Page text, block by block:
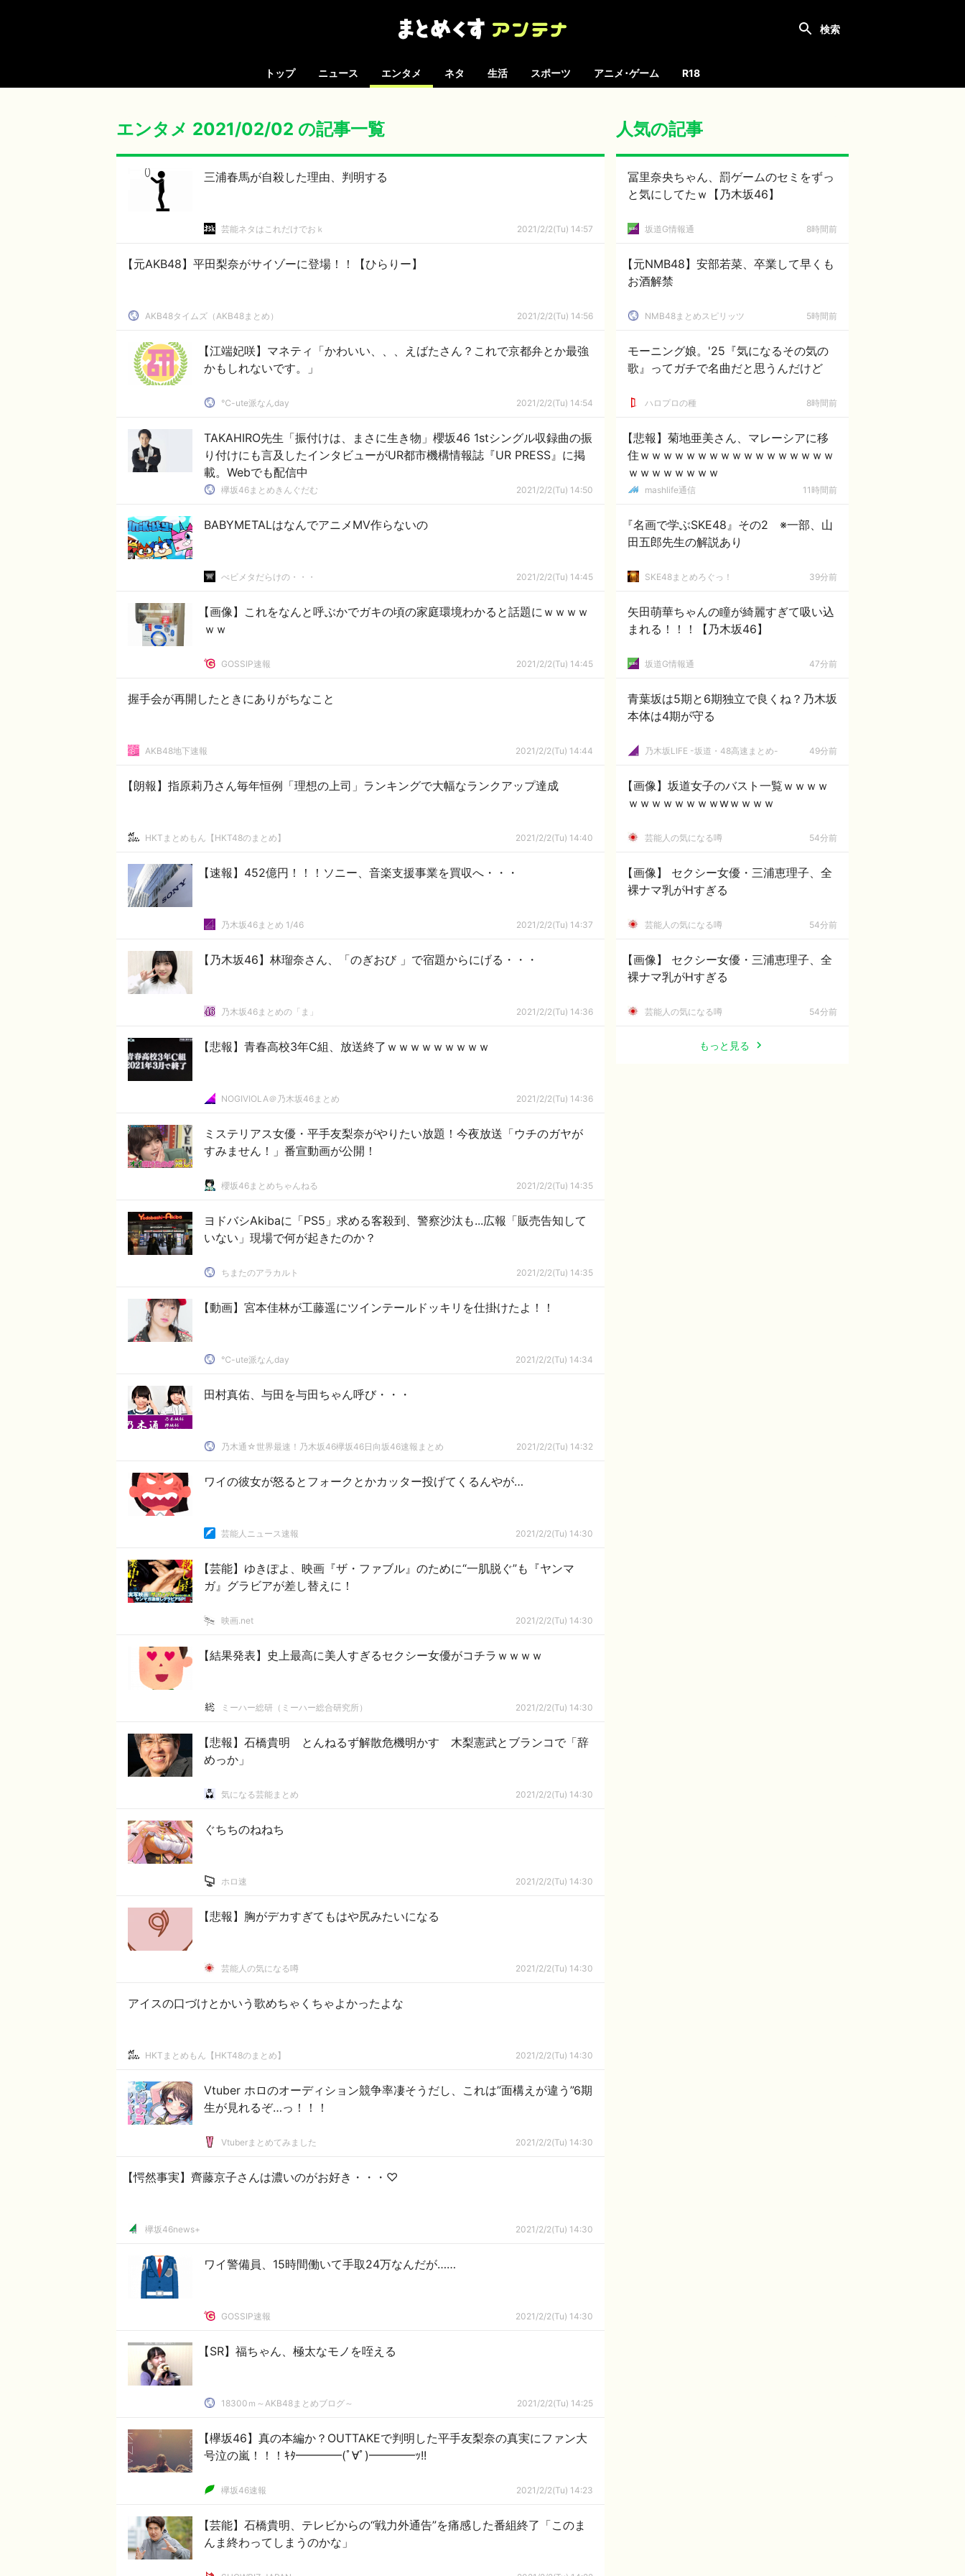
トップ ニュース エンタメ ネタ 生活 スポーツ アニメ･ゲーム R18
エンタメ 2021/02/02 の記事一覧
三浦春馬が自殺した理由、判明する
芸能ネタはこれだけでおｋ 2021/2/2(Tu) 14:57
【元AKB48】平田梨奈がサイゾーに登場！！【ひらりー】
AKB48タイムズ（AKB48まとめ） 2021/2/2(Tu) 14:56
【江端妃咲】マネティ「かわいい、、、えばたさん？これで京都弁とか最強
かもしれないです。」
℃-ute派なんday 2021/2/2(Tu) 14:54
TAKAHIRO先生「振付けは、まさに生き物」櫻坂46 1stシングル収録曲の振
り付けにも言及したインタビューがUR都市機構情報誌『UR PRESS』に掲
載。Webでも配信中
欅坂46まとめきんぐだむ 2021/2/2(Tu) 14:50
BABYMETALはなんでアニメMV作らないの
べビメタだらけの・・・ 2021/2/2(Tu) 14:45
【画像】これをなんと呼ぶかでガキの頃の家庭環境わかると話題にｗｗｗｗ
ｗｗ
GOSSIP速報 2021/2/2(Tu) 14:45
握手会が再開したときにありがちなこと
AKB48地下速報 2021/2/2(Tu) 14:44
【朗報】指原莉乃さん毎年恒例「理想の上司」ランキングで大幅なランクアップ達成
HKTまとめもん【HKT48のまとめ】 2021/2/2(Tu) 14:40
【速報】452億円！！！ソニー、音楽支援事業を買収へ・・・
乃木坂46まとめ 1/46 2021/2/2(Tu) 14:37
【乃木坂46】林瑠奈さん、「のぎおび 」で宿題からにげる・・・
乃木坂46まとめの「ま」 2021/2/2(Tu) 14:36
【悲報】青春高校3年C組、放送終了ｗｗｗｗｗｗｗｗｗ
NOGIVIOLA＠乃木坂46まとめ 2021/2/2(Tu) 14:36
ミステリアス女優・平手友梨奈がやりたい放題！今夜放送「ウチのガヤが
すみません！」番宣動画が公開！
櫻坂46まとめちゃんねる 2021/2/2(Tu) 14:35
ヨドバシAkibaに「PS5」求める客殺到、警察沙汰も...広報「販売告知して
いない」現場で何が起きたのか？
ちまたのアラカルト 2021/2/2(Tu) 14:35
【動画】宮本佳林が工藤遥にツインテールドッキリを仕掛けたよ！！
℃-ute派なんday 2021/2/2(Tu) 14:34
田村真佑、与田を与田ちゃん呼び・・・
乃木通☆世界最速！乃木坂46欅坂46日向坂46速報まとめ 2021/2/2(Tu) 14:32
ワイの彼女が怒るとフォークとかカッター投げてくるんやが…
芸能人ニュース速報 2021/2/2(Tu) 14:30
【芸能】ゆきぽよ、映画『ザ・ファブル』のために“一肌脱ぐ”も『ヤンマ
ガ』グラビアが差し替えに！
映画.net 2021/2/2(Tu) 14:30
【結果発表】史上最高に美人すぎるセクシー女優がコチラｗｗｗｗ
ミーハー総研（ミーハー総合研究所） 2021/2/2(Tu) 14:30
【悲報】石橋貴明 とんねるず解散危機明かす 木梨憲武とブランコで「辞
めっか」
気になる芸能まとめ 2021/2/2(Tu) 14:30
ぐちちのねねち
ホロ速 2021/2/2(Tu) 14:30
【悲報】胸がデカすぎてもはや尻みたいになる
芸能人の気になる噂 2021/2/2(Tu) 14:30
アイスの口づけとかいう歌めちゃくちゃよかったよな
HKTまとめもん【HKT48のまとめ】 2021/2/2(Tu) 14:30
Vtuber ホロのオーディション競争率凄そうだし、これは”面構えが違う”6期
生が見れるぞ…っ！！！
Vtuberまとめてみました 2021/2/2(Tu) 14:30
【愕然事実】齊藤京子さんは濃いのがお好き・・・♡
欅坂46news+ 2021/2/2(Tu) 14:30
ワイ警備員、15時間働いて手取24万なんだが……
GOSSIP速報 2021/2/2(Tu) 14:30
【SR】福ちゃん、極太なモノを咥える
18300ｍ～AKB48まとめブログ～ 2021/2/2(Tu) 14:25
【欅坂46】真の本編か？OUTTAKEで判明した平手友梨奈の真実にファン大
号泣の嵐！！！ｷﾀ━━━━(ﾟ∀ﾟ)━━━━ｯ!!
欅坂46速報 2021/2/2(Tu) 14:23
【芸能】石橋貴明、テレビからの“戦力外通告”を痛感した番組終了「このま
んま終わってしまうのかな」
人気の記事
冨里奈央ちゃん、罰ゲームのセミをずっ
と気にしてたｗ【乃木坂46】
坂道G情報通 8時間前
【元NMB48】安部若菜、卒業して早くも
お酒解禁
NMB48まとめスピリッツ 5時間前
モーニング娘。'25『気になるその気の
歌』ってガチで名曲だと思うんだけど
ハロプロの種 8時間前
【悲報】菊地亜美さん、マレーシアに移
住ｗｗｗｗｗｗｗｗｗｗｗｗｗｗｗｗｗ
ｗｗｗｗｗｗｗｗ
mashlife通信 11時間前
『名画で学ぶSKE48』その2 ※一部、山
田五郎先生の解説あり
SKE48まとめろぐっ！ 39分前
矢田萌華ちゃんの瞳が綺麗すぎて吸い込
まれる！！！【乃木坂46】
坂道G情報通 47分前
青葉坂は5期と6期独立で良くね？乃木坂
本体は4期が守る
乃木坂LIFE -坂道・48高速まとめ- 49分前
【画像】坂道女子のバスト一覧ｗｗｗｗ
ｗｗｗｗｗｗｗｗwｗｗｗｗ
芸能人の気になる噂 54分前
【画像】 セクシー女優・三浦恵理子、全
裸ナマ乳がHすぎる
芸能人の気になる噂 54分前
【画像】 セクシー女優・三浦恵理子、全
裸ナマ乳がHすぎる
芸能人の気になる噂 54分前
もっと見る